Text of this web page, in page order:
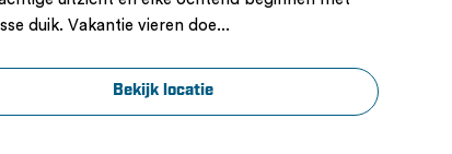
duik. Vakantie vieren doe...
Bekijk locatie